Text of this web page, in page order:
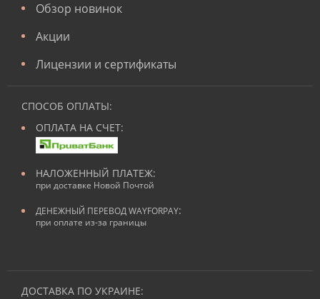
Обзор новинок
Акции
Лицензии и сертификаты
СПОСОБ ОПЛАТЫ:
ОПЛАТА НА СЧЕТ:
НАЛОЖЕННЫЙ ПЛАТЕЖ:
при доставке Новой Почтой
ДЕНЕЖНЫЙ ПЕРЕВОД WAYFORPAY:
при оплате из-за границы
ДОСТАВКА ПО УКРАИНЕ: